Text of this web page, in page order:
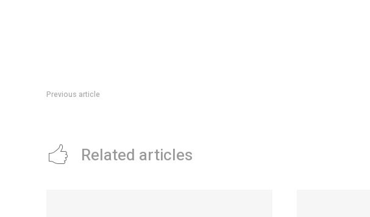
Previous article
Related articles